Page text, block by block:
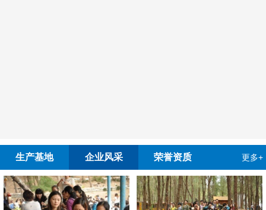
生产基地 企业风采 荣誉资质 更多+